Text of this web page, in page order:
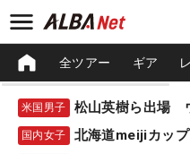
全ツアー ギア
米国男子
国内女子 北海道meijiカッ